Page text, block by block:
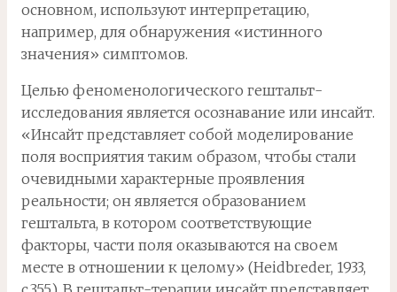
основном, используют интерпретацию,
например, для обнаружения «истинного
значения» симптомов.
Целью феноменологического гештальт-
исследования является осознавание или инсайт.
«Инсайт представляет собой моделирование
поля восприятия таким образом, чтобы стали
очевидными характерные проявления
реальности; он является образованием
гештальта, в котором соответствующие
факторы, части поля оказываются на своем
месте в отношении к целому» (Heidbreder, 1933,